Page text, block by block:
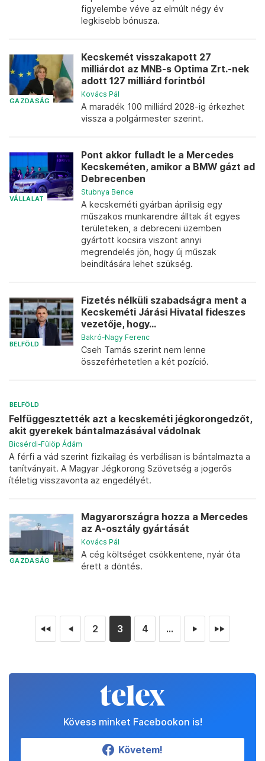
figyelembe véve az elmúlt négy év
legkisebb bónusza.
GAZDASÁG
Kecskemét visszakapott 27
milliárdot az MNB-s Optima Zrt.-nek
adott 127 milliárd forintból
Kovács Pál
A maradék 100 milliárd 2028-ig érkezhet
vissza a polgármester szerint.
VÁLLALAT
Pont akkor fulladt le a Mercedes
Kecskeméten, amikor a BMW gázt ad
Debrecenben
Stubnya Bence
A kecskeméti gyárban áprilisig egy
műszakos munkarendre álltak át egyes
területeken, a debreceni üzemben
gyártott kocsira viszont annyi
megrendelés jön, hogy új műszak
beindítására lehet szükség.
BELFÖLD
Fizetés nélküli szabadságra ment a
Kecskeméti Járási Hivatal fideszes
vezetője, hogy...
Bakró-Nagy Ferenc
Cseh Tamás szerint nem lenne
összeférhetetlen a két pozíció.
BELFÖLD
Felfüggesztették azt a kecskeméti jégkorongedzőt,
akit gyerekek bántalmazásával vádolnak
Bicsérdi-Fülöp Ádám
A férfi a vád szerint fizikailag és verbálisan is bántalmazta a
tanítványait. A Magyar Jégkorong Szövetség a jogerős
ítéletig visszavonta az engedélyét.
GAZDASÁG
Magyarországra hozza a Mercedes
az A-osztály gyártását
Kovács Pál
A cég költséget csökkentene, nyár óta
érett a döntés.
◄◄ ◄ 2 3 4 ... ► ►►
Kövess minket Facebookon is!
Követem!